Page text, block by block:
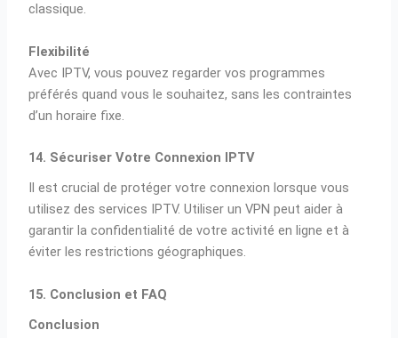
classique.
Flexibilité
Avec IPTV, vous pouvez regarder vos programmes
préférés quand vous le souhaitez, sans les contraintes
d’un horaire fixe.
14. Sécuriser Votre Connexion IPTV
Il est crucial de protéger votre connexion lorsque vous
utilisez des services IPTV. Utiliser un VPN peut aider à
garantir la confidentialité de votre activité en ligne et à
éviter les restrictions géographiques.
15. Conclusion et FAQ
Conclusion